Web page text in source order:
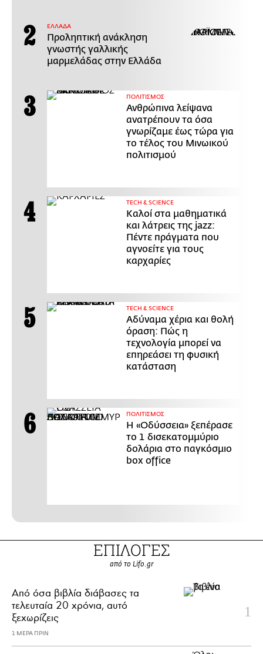
ΕΛΛΑΔΑ
Προληπτική ανάκληση
γνωστής γαλλικής
μαρμελάδας στην Ελλάδα
ΠΟΛΙΤΙΣΜΟΣ
Ανθρώπινα λείψανα
ανατρέπουν τα όσα
γνωρίζαμε έως τώρα για
το τέλος του Μινωικού
πολιτισμού
ΤECH & SCIENCE
Καλοί στα μαθηματικά
και λάτρεις της jazz:
Πέντε πράγματα που
αγνοείτε για τους
καρχαρίες
ΤECH & SCIENCE
Αδύναμα χέρια και θολή
όραση: Πώς η
τεχνολογία μπορεί να
επηρεάσει τη φυσική
κατάσταση
ΠΟΛΙΤΙΣΜΟΣ
Η «Οδύσσεια» ξεπέρασε
το 1 δισεκατομμύριο
δολάρια στο παγκόσμιο
box office
ΕΠΙΛΟΓΕΣ
από το Lifo.gr
Από όσα βιβλία διάβασες τα
τελευταία 20 χρόνια, αυτό
ξεχωρίζεις
1 ΜΕΡΑ ΠΡΙΝ